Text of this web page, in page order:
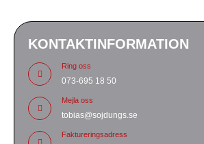
KONTAKTINFORMATION
Ring oss
073-695 18 50
Mejla oss
tobias@sojdungs.se
Faktureringsadress